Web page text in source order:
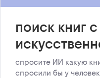
поиск книг
спросите ИИ какую
спросили бы у